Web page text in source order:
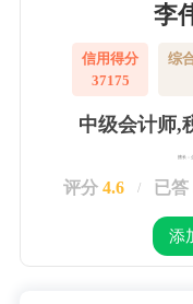
李
信用得分
37175
综
中级会计师,
擅长：
评分 4.6 / 已答
添